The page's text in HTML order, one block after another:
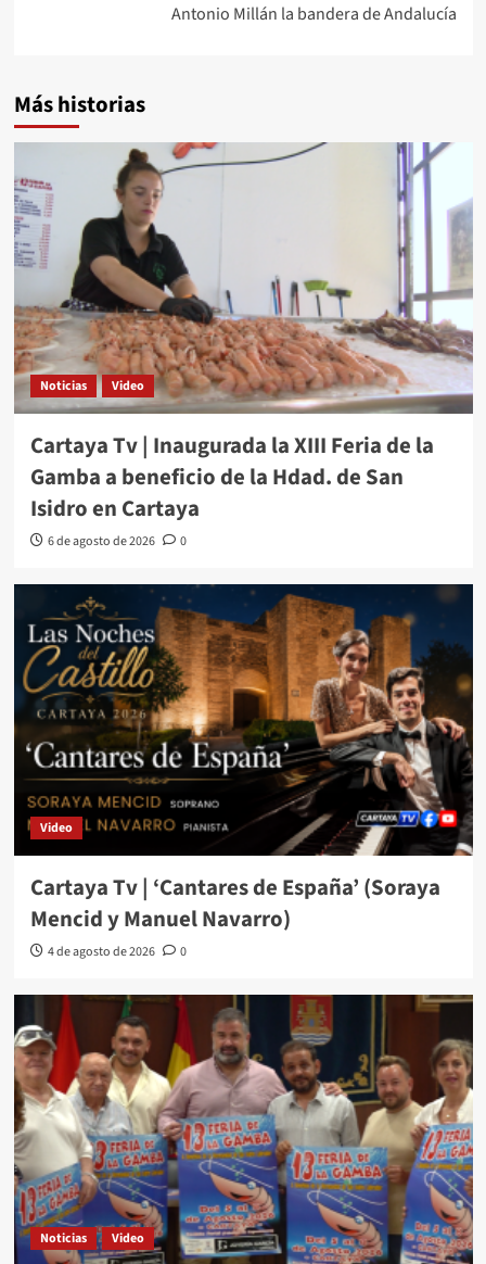
Antonio Millán la bandera de Andalucía
Más historias
Noticias Video
Cartaya Tv | Inaugurada la XIII Feria de la
Gamba a beneficio de la Hdad. de San
Isidro en Cartaya
6 de agosto de 2026 0
Video
Cartaya Tv | ‘Cantares de España’ (Soraya
Mencid y Manuel Navarro)
4 de agosto de 2026 0
Noticias Video